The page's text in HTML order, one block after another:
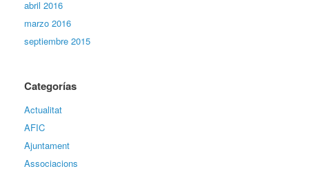
abril 2016
marzo 2016
septiembre 2015
Categorías
Actualitat
AFIC
Ajuntament
Associacions